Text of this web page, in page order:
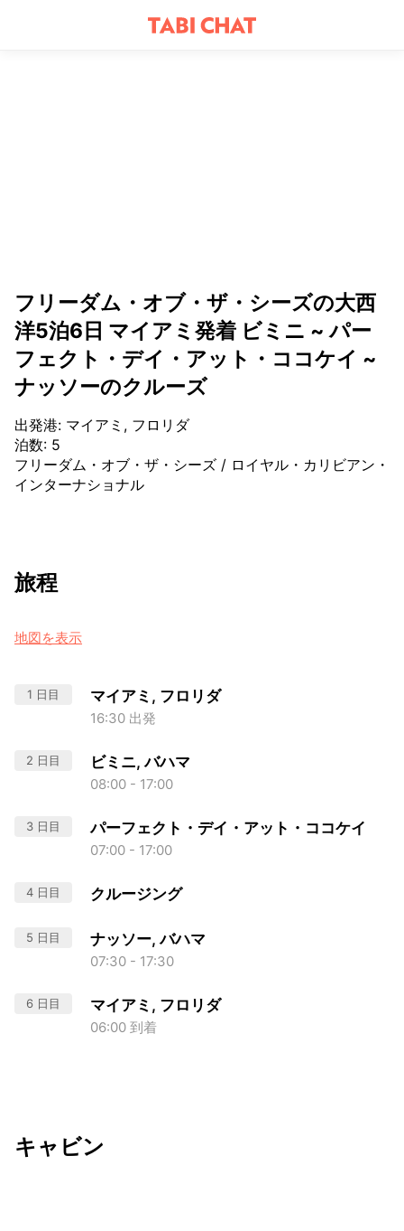
フリーダム・オブ・ザ・シーズの大西
洋5泊6日 マイアミ発着 ビミニ ~ パー
フェクト・デイ・アット・ココケイ ~
ナッソーのクルーズ
出発港: マイアミ, フロリダ
泊数: 5
フリーダム・オブ・ザ・シーズ / ロイヤル・カリビアン・
インターナショナル
旅程
地図を表示
1 日目 マイアミ, フロリダ
16:30 出発
2 日目 ビミニ, バハマ
08:00 - 17:00
3 日目 パーフェクト・デイ・アット・ココケイ
07:00 - 17:00
4 日目 クルージング
5 日目 ナッソー, バハマ
07:30 - 17:30
6 日目 マイアミ, フロリダ
06:00 到着
キャビン